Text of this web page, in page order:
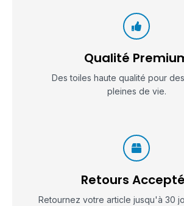
Qualité
Des toiles haute qualité pour
pleines de vie.
Retours
Retournez votre article jusqu'à 30